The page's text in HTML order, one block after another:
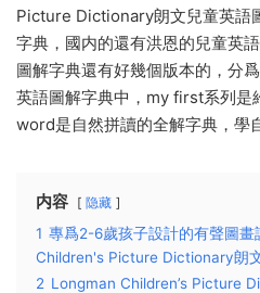
Picture Dictionary朗文兒童英語
字典，國内的還有洪恩的兒童英
圖解字典還有好幾個版本的，分
英語圖解字典中，my first系列
word是自然拼讀的全解字典，學
内容 隐藏
1 專爲2-6歲孩子設計的有聲圖
Children's Picture Dictionary朗
2 Longman Children’s Picture